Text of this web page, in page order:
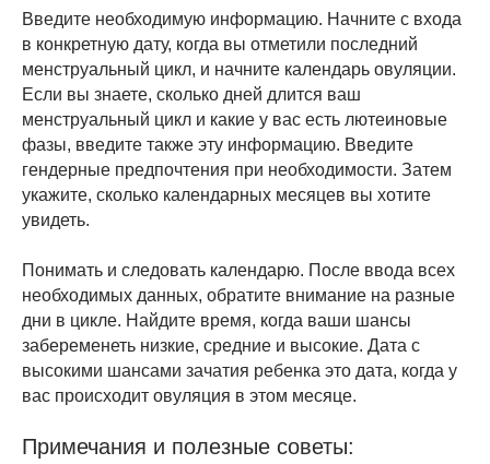
Введите необходимую информацию. Начните с входа
в конкретную дату, когда вы отметили последний
менструальный цикл, и начните календарь овуляции.
Если вы знаете, сколько дней длится ваш
менструальный цикл и какие у вас есть лютеиновые
фазы, введите также эту информацию. Введите
гендерные предпочтения при необходимости. Затем
укажите, сколько календарных месяцев вы хотите
увидеть.
Понимать и следовать календарю. После ввода всех
необходимых данных, обратите внимание на разные
дни в цикле. Найдите время, когда ваши шансы
забеременеть низкие, средние и высокие. Дата с
высокими шансами зачатия ребенка это дата, когда у
вас происходит овуляция в этом месяце.
Примечания и полезные советы: